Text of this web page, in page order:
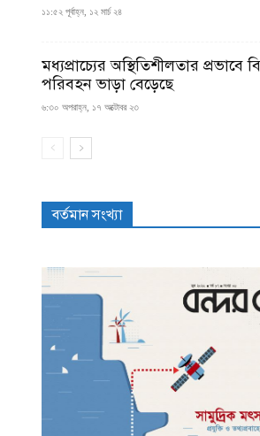
১১:৫২ পূর্বাহ্ন, ১২ মার্চ ২৪
মধ্যপ্রাচ্যের অস্থিতিশীলতার প্রভাবে
পরিবহন ভাড়া বেড়েছে
৬:৩০ অপরাহ্ন, ১৭ অক্টোবর ২৩
বর্তমান সংখ্যা